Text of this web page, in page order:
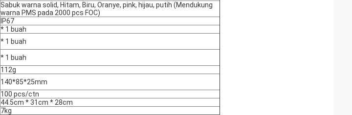
Sabuk warna solid, Hitam, Biru, Oranye, pink, hijau, putih (Mendukung
warna PMS pada 2000 pcs FOC)
IP67
* 1 buah
* 1 buah
* 1 buah
112g
140*85*25mm
100 pcs/ctn
44.5cm * 31cm * 28cm
7kg